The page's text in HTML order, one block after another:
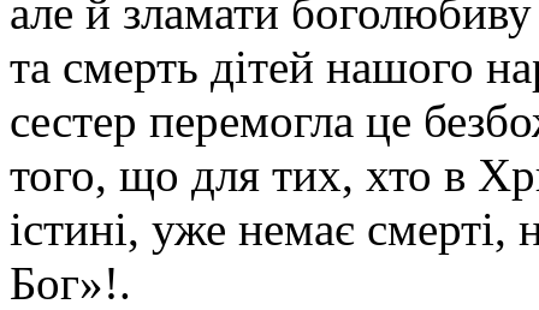
але й зламати
та смерть дітей нашого
сестер перемогла це
того, що для тих, хто в
істині, уже немає
Бог»!.